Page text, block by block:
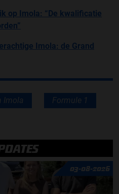
op Imola: “De kwalificatie
Imola: de Grand
Imola Formule 1
03-08-2026